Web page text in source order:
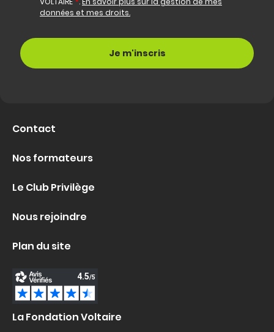
données et mes droits.
Contact
Nos formateurs
Le Club Privilège
Nous rejoindre
Plan du site
La Fondation Voltaire